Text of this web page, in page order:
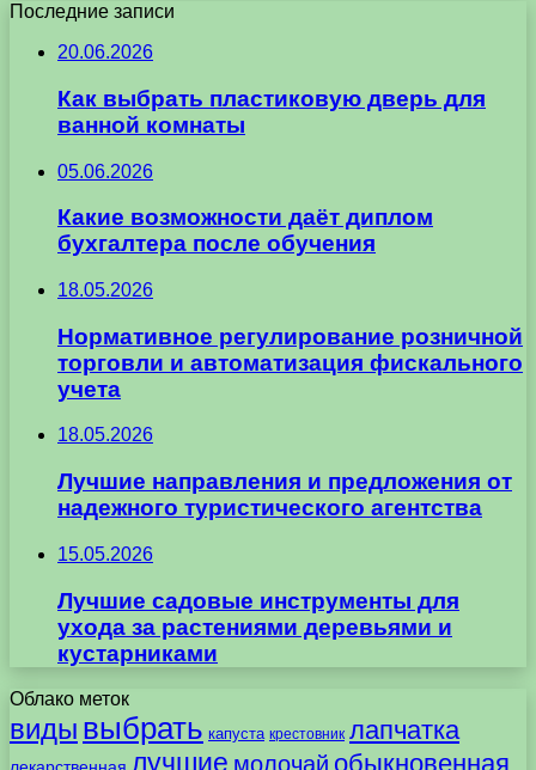
Последние записи
20.06.2026
Как выбрать пластиковую дверь для
ванной комнаты
05.06.2026
Какие возможности даёт диплом
бухгалтера после обучения
18.05.2026
Нормативное регулирование розничной
торговли и автоматизация фискального
учета
18.05.2026
Лучшие направления и предложения от
надежного туристического агентства
15.05.2026
Лучшие садовые инструменты для
ухода за растениями деревьями и
кустарниками
Облако меток
виды выбрать капуста крестовник лапчатка
лучшие молочай обыкновенная